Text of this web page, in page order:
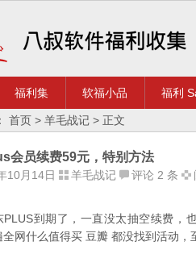
福利集 软福小品 福利
首页 > 羊毛战记 > 正文
会员续费59元，特别方法
10月14日 羊毛战记 评论 2 条
PLUS到期了，一直没太抽空续费，
全网什么值得买 豆瓣 都没找到活动，